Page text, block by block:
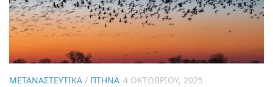
ΜΕΤΑΝΑΣΤΕΥΤΙΚΆ / ΠΤΗΝΆ 4 ΟΚΤΩΒΡΊΟΥ, 2025